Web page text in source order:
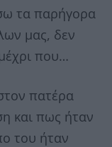
τα παρήγορα
μας, δεν
που…
πατέρα
και πως ήταν
του ήταν